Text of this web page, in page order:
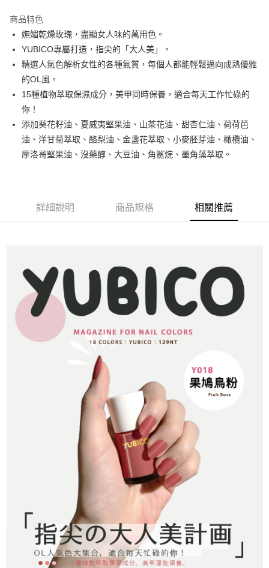
Apple Pay
街口支付
悠遊付
運送方式
全家取貨付款
每筆NT$80，滿NT$499(含以上)免運費
商品特色
嫵媚乾燥玫瑰，盡顯女人味的萬用色。
YUBICO專屬打造，指尖的「大人美」。
精選人氣色解析女性的各種氣質，每個人都能輕鬆邁向成熟優雅
的OL風。
15種植物萃取保濕成分，美甲同時保養，適合每天工作忙碌的
你！
添加葵花籽油、夏威夷堅果油、山茶花油、甜杏仁油、荷荷芭
油、洋甘菊萃取、酪梨油、金盞花萃取、小麥胚芽油、橄欖油、
摩洛哥堅果油、沒藥醇、大豆油、角鯊烷、墨角藻萃取。
詳細說明 商品規格 相關推薦